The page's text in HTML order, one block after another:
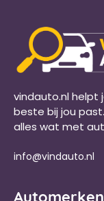
vindauto.nl helpt
beste bij jou
alles wat met
info@vindauto.nl
Automerken